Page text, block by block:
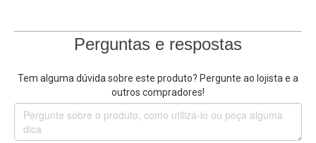
Perguntas e respostas
Tem alguma dúvida sobre este produto? Pergunte ao lojista e a
outros compradores!